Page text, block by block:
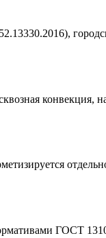
конвекция,
ГОСТ